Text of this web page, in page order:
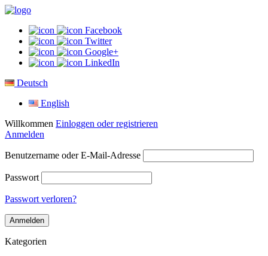
Facebook
Twitter
Google+
LinkedIn
Deutsch
English
Willkommen Einloggen oder registrieren
Anmelden
Benutzername oder E-Mail-Adresse
Passwort
Passwort verloren?
Kategorien